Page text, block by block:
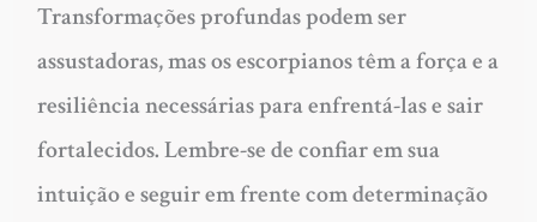
Transformações profundas podem ser
assustadoras, mas os escorpianos têm a força e a
resiliência necessárias para enfrentá-las e sair
fortalecidos. Lembre-se de confiar em sua
intuição e seguir em frente com determinação